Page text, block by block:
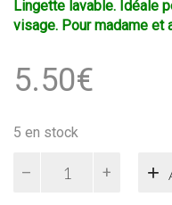
Lingette lavable. Idéale
visage. Pour madame et
5.50€
5 en stock